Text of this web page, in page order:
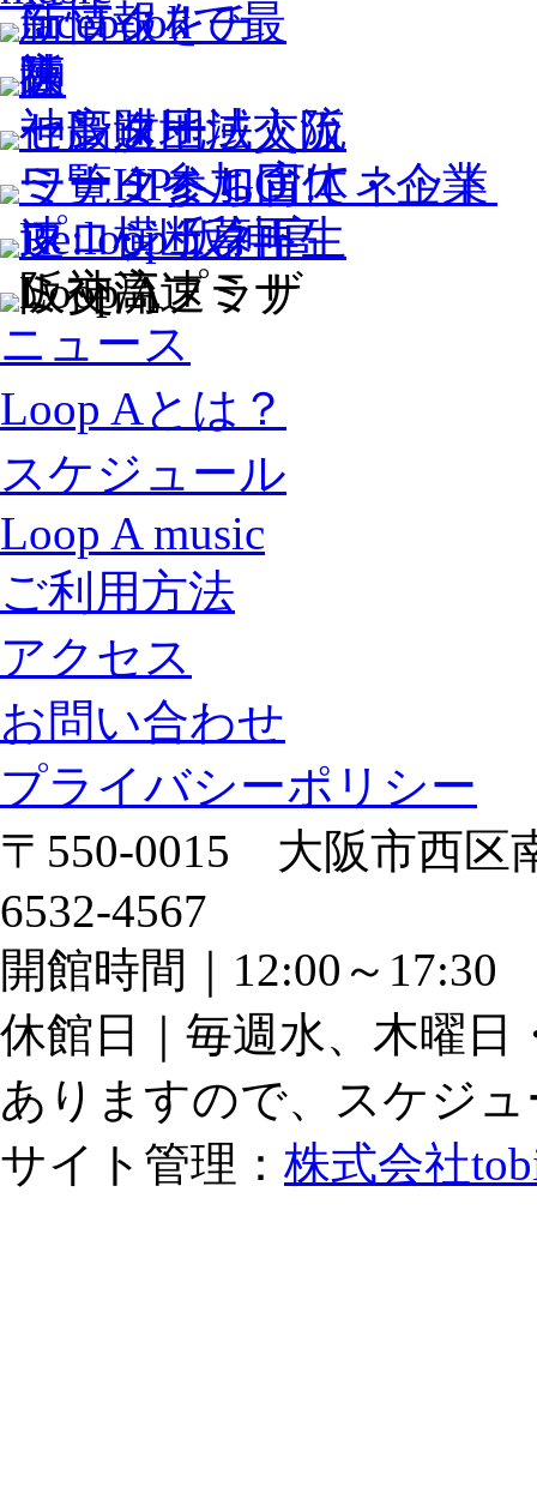
ニュース
Loop Aとは？
スケジュール
Loop A music
ご利用方法
アクセス
お問い合わせ
プライバシーポリシー
〒550-0015 大阪市西
6532-4567
開館時間｜12:00～
休館日｜毎週水、木曜日
ありますので、スケジ
サイト管理： 株式会社